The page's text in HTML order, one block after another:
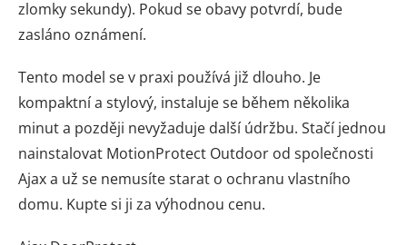
zlomky sekundy). Pokud se obavy potvrdí, bude
zasláno oznámení.
Tento model se v praxi používá již dlouho. Je
kompaktní a stylový, instaluje se během několika
minut a později nevyžaduje další údržbu. Stačí jednou
nainstalovat MotionProtect Outdoor od společnosti
Ajax a už se nemusíte starat o ochranu vlastního
domu. Kupte si ji za výhodnou cenu.